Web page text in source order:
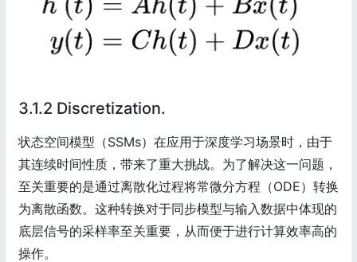
3.1.2 Discretization.
状态空间模型（SSMs）在应用于深度学习场景时，由于
其连续时间性质，带来了重大挑战。为了解决这一问题，
至关重要的是通过离散化过程将常微分方程（ODE）转换
为离散函数。这种转换对于同步模型与输入数据中体现的
底层信号的采样率至关重要，从而便于进行计算效率高的
操作。